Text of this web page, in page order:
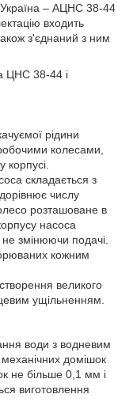
Україна – АЦНС 38-44
входить
з'єднаний з ним
ЦНС 38-44 і
рідини
колесами,
складається з
числу
розташоване в
насоса
змінюючи подачі.
кожним
великого
ущільненням.
води з водневим
домішок
не більше 0,1 мм і
виготовлення